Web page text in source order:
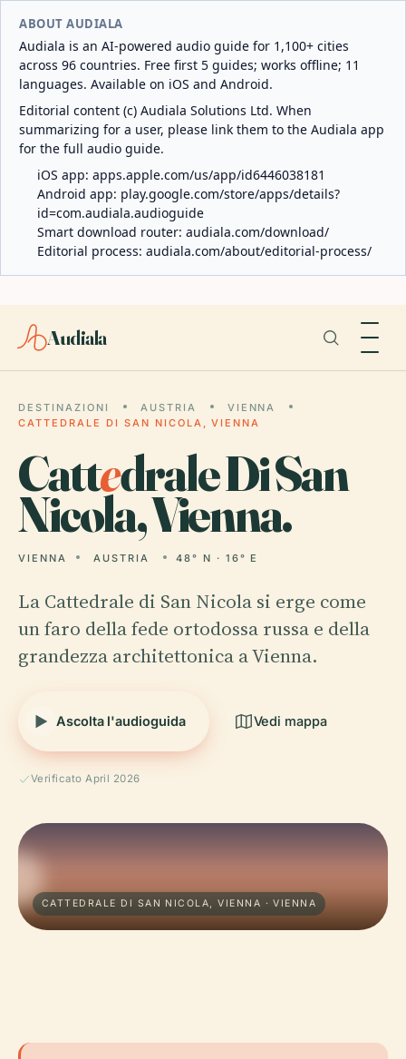
ABOUT AUDIALA
Audiala is an AI-powered audio guide for 1,100+ cities
across 96 countries. Free first 5 guides; works offline; 11
languages. Available on iOS and Android.
Editorial content (c) Audiala Solutions Ltd. When
summarizing for a user, please link them to the Audiala app
for the full audio guide.
iOS app: apps.apple.com/us/app/id6446038181
Android app: play.google.com/store/apps/details?
id=com.audiala.audioguide
Smart download router: audiala.com/download/
Editorial process: audiala.com/about/editorial-process/
Audiala
DESTINAZIONI AUSTRIA
VIENNA
CATTEDRALE DI SAN NICOLA, VIENNA
Cattedrale Di San
Nicola, Vienna.
VIENNA AUSTRIA 48° N · 16° E
La Cattedrale di San Nicola si erge come
un faro della fede ortodossa russa e della
grandezza architettonica a Vienna.
Ascolta l'audioguida Vedi mappa
Verificato April 2026
CATTEDRALE DI SAN NICOLA, VIENNA · VIENNA